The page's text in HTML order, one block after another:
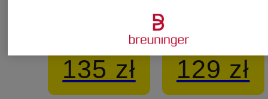
135 zł
MODERN
129 zł